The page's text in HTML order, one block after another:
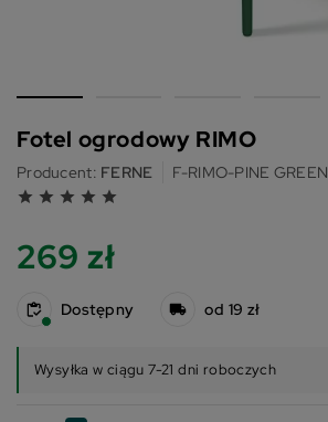
Fotel ogrodowy RIMO
Producent: FERNE F-RIMO-PINE GREEN
grade grade grade grade grade
269 zł
Dostępny od 19 zł
Wysyłka w ciągu 7-21 dni roboczych